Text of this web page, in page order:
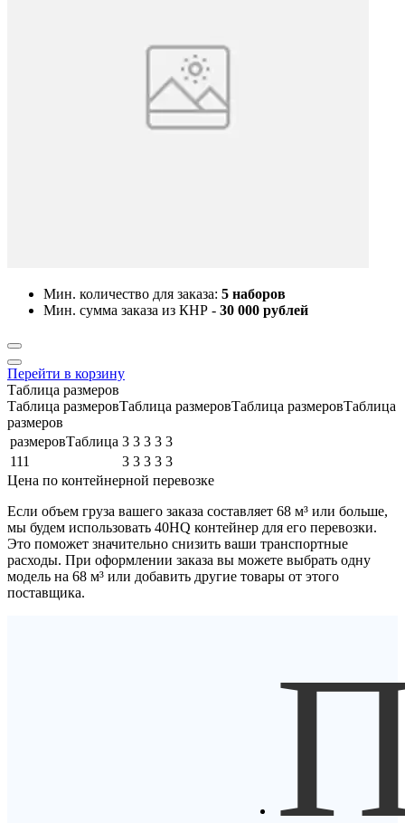
Мин. количество для заказа: 5 наборов
Мин. сумма заказа из КНР - 30 000 рублей
Перейти в корзину
Таблица размеров
Таблица размеровТаблица размеровТаблица размеровТаблица
размеров
размеровТаблица 3 3 3 3 3
111
3 3 3 3 3
Цена по контейнерной перевозке
Если объем груза вашего заказа составляет 68 м³ или больше,
мы будем использовать 40HQ контейнер для его перевозки.
Это поможет значительно снизить ваши транспортные
расходы. При оформлении заказа вы можете выбрать одну
модель на 68 м³ или добавить другие товары от этого
поставщика.